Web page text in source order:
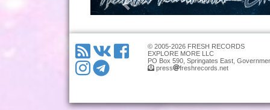
© 2005-2026 FRESH RECORDS
EXPLORE MORE LLC
PO Box 590, Springates East,
press
freshrecords.net